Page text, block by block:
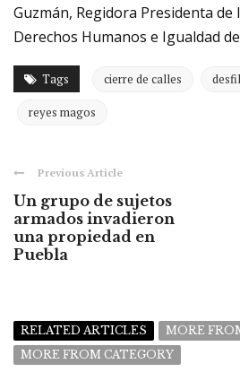
Guzmán, Regidora Presidenta de
Derechos Humanos e Igualdad
Tags cierre de calles
reyes magos
Previous Article
Un grupo de sujetos
armados invadieron
una propiedad en
Puebla
RELATED ARTICLES
MORE
MORE FROM CATEGORY